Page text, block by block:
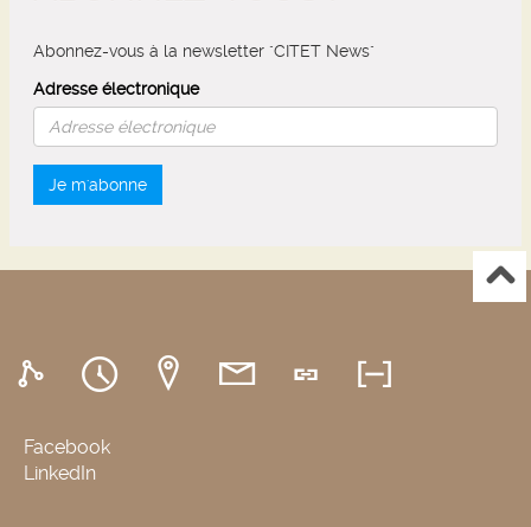
Abonnez-vous à la newsletter "CITET News"
Adresse électronique
Je m'abonne
Facebook
LinkedIn